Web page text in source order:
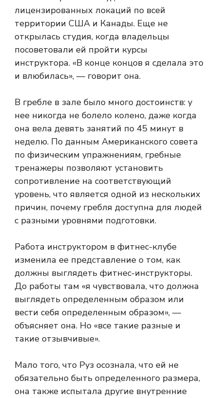
лицензированных локаций по всей
территории США и Канады. Еще не
открылась студия, когда владельцы
посоветовали ей пройти курсы
инструктора. «В конце концов я сделала это
и влюбилась», — говорит она.
В гребле в зале было много достоинств: у
нее никогда не болело колено, даже когда
она вела девять занятий по 45 минут в
неделю. По данным Американского совета
по физическим упражнениям, гребные
тренажеры позволяют установить
сопротивление на соответствующий
уровень, что является одной из нескольких
причин, почему гребля доступна для людей
с разными уровнями подготовки.
Работа инструктором в фитнес-клубе
изменила ее представление о том, как
должны выглядеть фитнес-инструкторы.
До работы там «я чувствовала, что должна
выглядеть определенным образом или
вести себя определенным образом», —
объясняет она. Но «все такие разные и
такие отзывчивые».
Мало того, что Руз осознала, что ей не
обязательно быть определенного размера,
она также испытала другие внутренние